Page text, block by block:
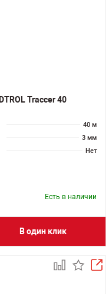
Traccer 40
40 м
3 мм
Нет
Есть в наличии
В один клик